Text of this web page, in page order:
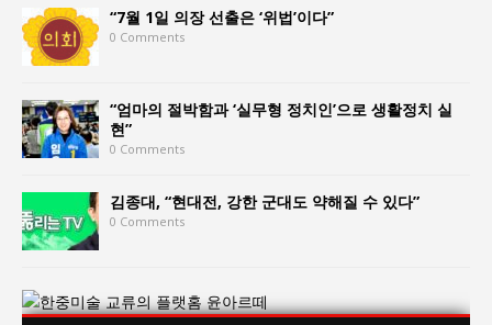
“7월 1일 의장 선출은 ‘위법’이다”
0 Comments
“엄마의 절박함과 ‘실무형 정치인’으로 생활정치 실
현”
0 Comments
김종대, “현대전, 강한 군대도 약해질 수 있다”
0 Comments